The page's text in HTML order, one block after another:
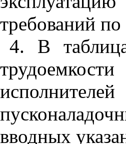
требований
4. В
вводных